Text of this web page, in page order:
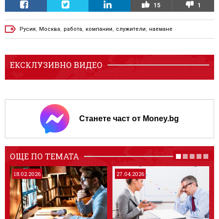
15 1
Русия, Москва, работа, компании, служители, наемане
ЕКСКЛУЗИВНО ВИДЕО
Станете част от Money.bg
ОЩЕ ПО ТЕМАТА
18.02.2026 27.04.2026